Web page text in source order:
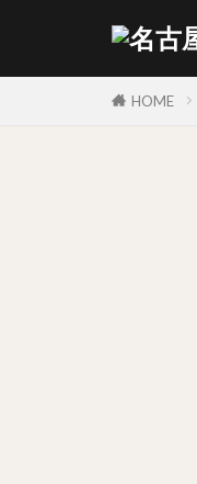
HOME